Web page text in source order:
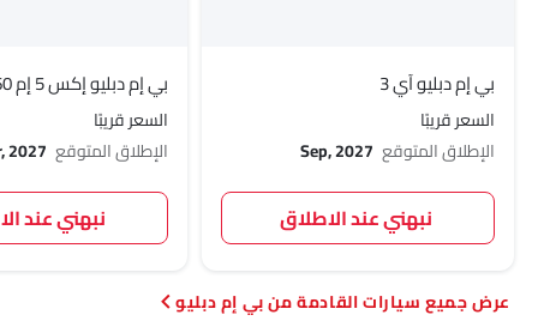
بي إم دبليو آي 3
السعر قريبًا
الإطلاق المتوقع Sep, 2027
نبهني عند الاطلاق
بي إم دبليو إكس 5 إم 60
السعر قريبًا
الإطلاق المتوقع 2027
نبهني عند
سيارات القادمة من بي إم دبليو